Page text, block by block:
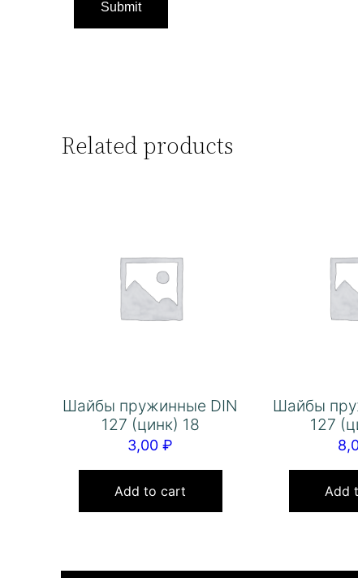
Related products
Шайбы пружинные DIN
127 (цинк) 18
3,00₽
Add to cart
Шайбы
127
Add